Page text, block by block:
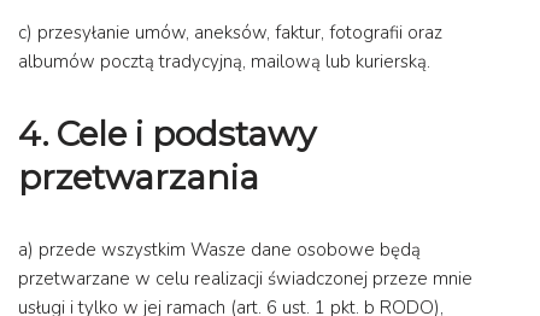
c) przesyłanie umów, aneksów, faktur, fotografii oraz
albumów pocztą tradycyjną, mailową lub kurierską.
4. Cele i podstawy
przetwarzania
a) przede wszystkim Wasze dane osobowe będą
przetwarzane w celu realizacji świadczonej przeze mnie
usługi i tylko w jej ramach (art. 6 ust. 1 pkt. b RODO),